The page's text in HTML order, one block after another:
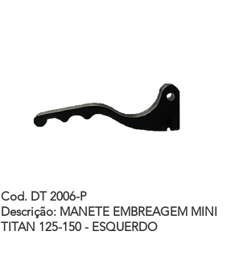
Cod. DT 2006-P
Descrição: MANETE EMBREAGEM MINI
TITAN 125-150 - ESQUERDO